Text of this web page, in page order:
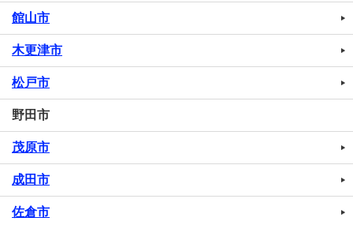
館山市
木更津市
松戸市
野田市
茂原市
成田市
佐倉市